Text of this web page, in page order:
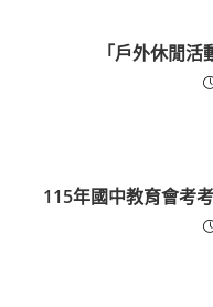
「戶外休閒
115年國中教育會考